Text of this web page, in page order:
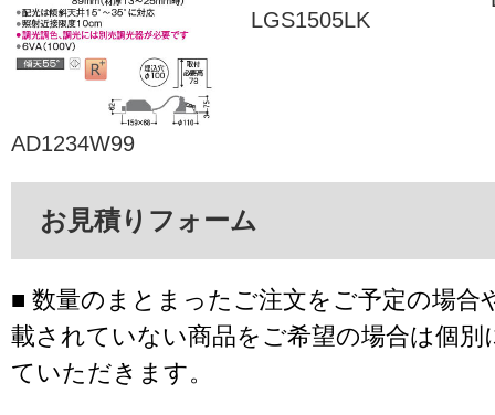
AD1234W99
LGS1505LK
お見積りフォーム
■ 数量のまとまったご注文をご予定の場合
載されていない商品をご希望の場合は個別
ていただきます。